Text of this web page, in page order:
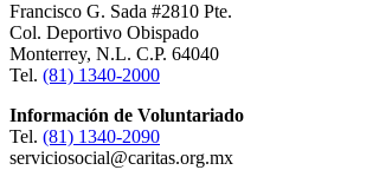
Francisco G. Sada #2810 Pte.
Col. Deportivo Obispado
Monterrey, N.L. C.P. 64040
Tel. (81) 1340-2000
Información de Voluntariado
Tel. (81) 1340-2090
serviciosocial@caritas.org.mx